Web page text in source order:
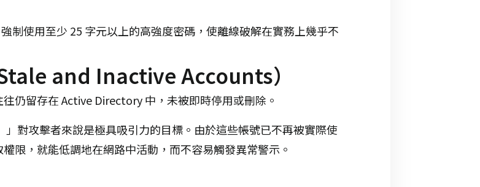
制使用至少 25 字元以上的高強度密碼，使離線破解在實務上幾乎不
and Inactive Accounts）
仍留存在 Active Directory 中，未被即時停用或刪除。
對攻擊者來說是極具吸引力的目標。由於這些帳號已不再被實際使
限，就能低調地在網路中活動，而不容易觸發異常警示。